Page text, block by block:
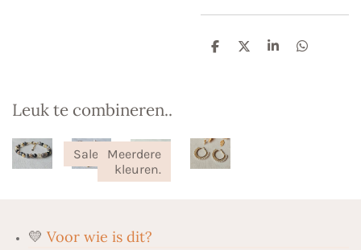
D
D
S
D
Leuk te combineren..
Sale!
Meerdere
kleuren.
💛 Voor wie is dit?